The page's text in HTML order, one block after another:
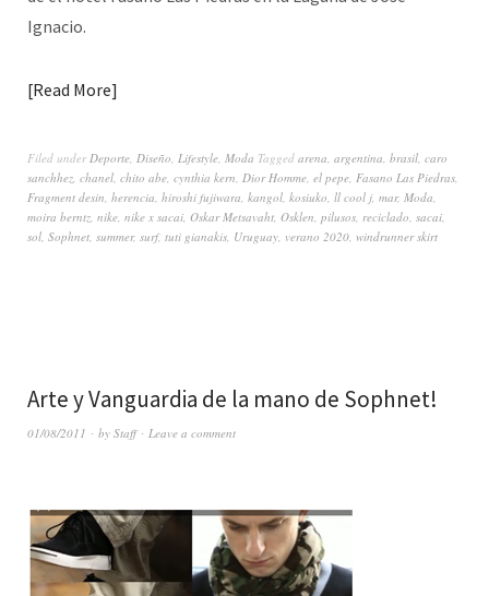
Ignacio.
Read More
Filed underDeporte, Diseño, Lifestyle, Moda Tagged arena, argentina, brasil, caro
sanchhez, chanel, chito abe, cynthia kern, Dior Homme, el pepe, Fasano Las Piedras,
Fragment desin, herencia, hiroshi fujiwara, kangol, kosiuko, ll cool j, mar, Moda,
moira berntz, nike, nike x sacai, Oskar Metsavaht, Osklen, pilusos, reciclado, sacai,
sol, Sophnet, summer, surf, tuti gianakis, Uruguay, verano 2020, windrunner skirt
Arte y Vanguardia de la mano de Sophnet!
01/08/2011 by Staff Leave a comment